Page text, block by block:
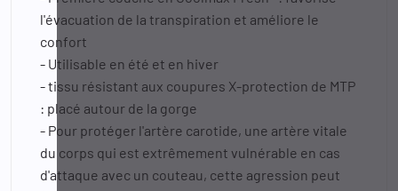
l'évacuation de la transpiration et améliore le
confort
- Utilisable en été et en hiver
- tissu résistant aux coupures X-protection de MTP
: placé autour de la gorge
- Pour protéger l'artère carotide, une artère vitale
du corps qui est extrêmement vulnérable en cas
d'attaque avec un couteau, cette agression peut